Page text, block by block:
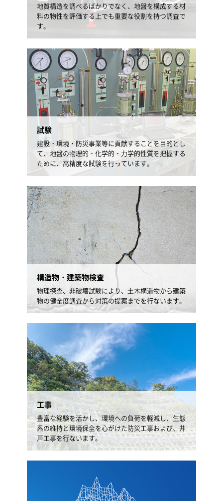
地質構造を調べるばかりでなく、地盤を構成する材
料の物性を評価する上でも重要な役割を持つ調査で
す。
試験
建設・環境・防災事業等に貢献することを目的とし
て、地盤の物理的・化学的・力学的性質を把握する
ために、高精度な試験を行っています。
構造物・建築物検査
物理探査、非破壊試験により、土木構造物から建築
物の健全度調査から対策の提案までを行ないます。
工事
豊富な経験を活かし、環境への負荷を軽減し、生態
系の維持と環境保全を心がけた防災工事および、井
戸工事を行ないます。